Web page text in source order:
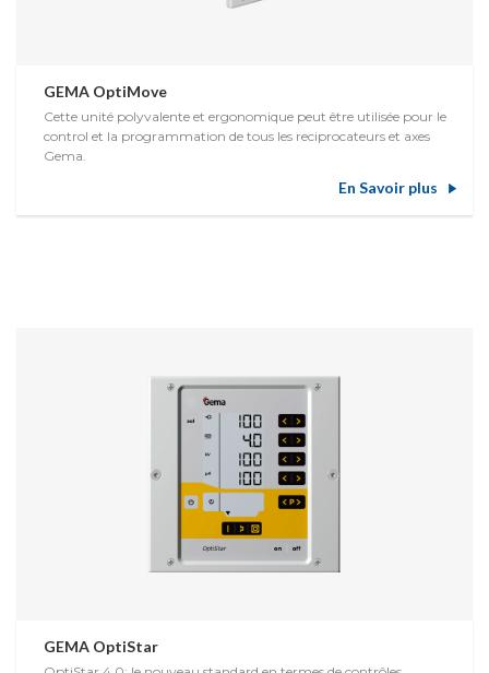
GEMA OptiMove
Cette unité polyvalente et ergonomique peut être utilisée pour le
control et la programmation de tous les reciprocateurs et axes
Gema.
En Savoir plus
GEMA OptiStar